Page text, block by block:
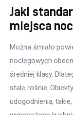
Jaki
miejsca
Można śmiało
noclegowych
średniej klasy.
stale rośnie.
udogodnienia,